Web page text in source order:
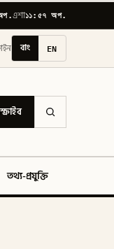
এশা১১:৫৭ অপ.
বাং EN
তথ্য-প্রযুক্তি